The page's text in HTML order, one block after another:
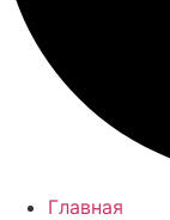
Главная